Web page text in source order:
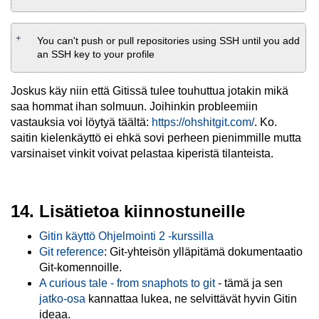
You can't push or pull repositories using SSH until you add
an SSH key to your profile
Joskus käy niin että Gitissä tulee touhuttua jotakin mikä
saa hommat ihan solmuun. Joihinkin probleemiin
vastauksia voi löytyä täältä: https://ohshitgit.com/. Ko.
saitin kielenkäyttö ei ehkä sovi perheen pienimmille mutta
varsinaiset vinkit voivat pelastaa kiperistä tilanteista.
14. Lisätietoa kiinnostuneille
Gitin käyttö Ohjelmointi 2 -kurssilla
Git reference: Git-yhteisön ylläpitämä dokumentaatio
Git-komennoille.
A curious tale - from snaphots to git- tämä ja sen
jatko-osa kannattaa lukea, ne selvittävät hyvin Gitin
ideaa.